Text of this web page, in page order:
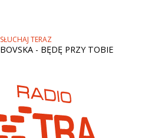
SŁUCHAJ TERAZ
BOVSKA - BĘDĘ PRZY TOBIE